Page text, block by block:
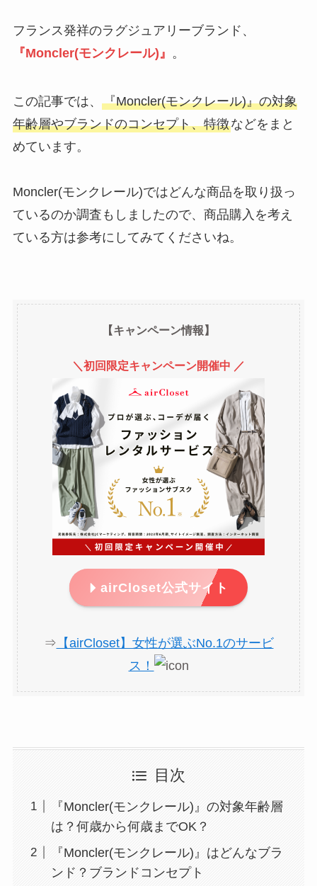
フランス発祥のラグジュアリーブランド、
『Moncler(モンクレール)』 。
この記事では、 『Moncler(モンクレール)』の対象
年齢層やブランドのコンセプト、特徴などをまと
めています。
Moncler(モンクレール)ではどんな商品を取り扱っ
ているのか調査もしましたので、商品購入を考え
ている方は参考にしてみてくださいね。
【キャンペーン情報】
＼初回限定キャンペーン開催中 ／
airCloset公式サイト
⇒ 【airCloset】女性が選ぶNo.1のサービ
ス！
目次
『Moncler(モンクレール)』の対象年齢層
は？何歳から何歳までOK？
『Moncler(モンクレール)』はどんなブラ
ンド？ブランドコンセプト